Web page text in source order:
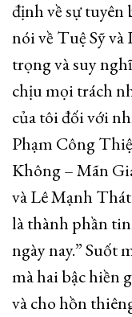
định về sự tuyên
nói về Tuệ Sỹ
trọng và suy
chịu mọi trách
của tôi đối với
Phạm Công
Không – Mãn
và Lê Mạnh
là thành phần
ngày nay.” Suốt
mà hai bậc hiền
và cho hồn